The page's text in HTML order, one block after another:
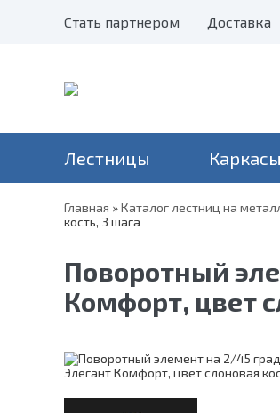
Стать партнером
Стать партнером Доставка
Доставка
Лестницы
Наши хиты
Серия Элегант
Серия Престиж Мини
В дом
На дачу
Уличные
На
Каркасы
Балясины
Перила и поручни
Металлические ограждения
Главная »Каталог лестниц на
кость, 3 шага
Поворотный
Комфорт, цвет